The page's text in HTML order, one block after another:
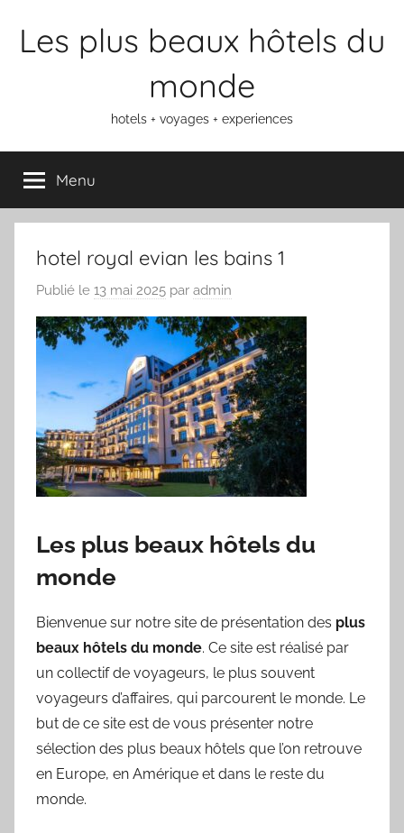
Les plus beaux hôtels du
monde
hotels + voyages + experiences
Menu
hotel royal evian les bains 1
Publié le 13 mai 2025 par admin
Les plus beaux hôtels du
monde
Bienvenue sur notre site de présentation des plus
beaux hôtels du monde. Ce site est réalisé par
un collectif de voyageurs, le plus souvent
voyageurs d’affaires, qui parcourent le monde. Le
but de ce site est de vous présenter notre
sélection des plus beaux hôtels que l’on retrouve
en Europe, en Amérique et dans le reste du
monde.